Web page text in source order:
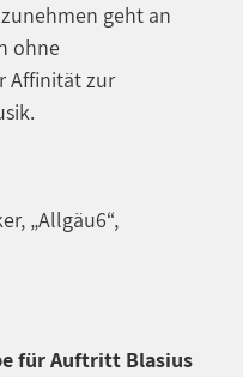
geht an
ohne
Affinität zur
„Allgäu6“,
für Auftritt Blasius